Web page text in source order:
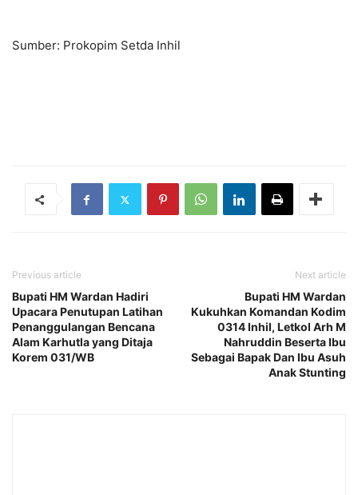
Sumber: Prokopim Setda Inhil
Previous article
Bupati HM Wardan Hadiri
Upacara Penutupan Latihan
Penanggulangan Bencana
Alam Karhutla yang Ditaja
Korem 031/WB
Next article
Bupati HM Wardan
Kukuhkan Komandan Kodim
0314 Inhil, Letkol Arh M
Nahruddin Beserta Ibu
Sebagai Bapak Dan Ibu Asuh
Anak Stunting